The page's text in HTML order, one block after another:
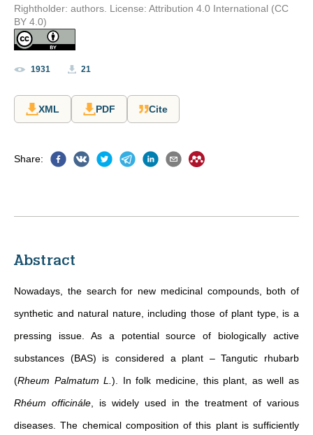
Rightholder: authors. License: Attribution 4.0 International (CC
BY 4.0)
1931 21
XML PDF Cite
Share:
Abstract
Nowadays, the search for new medicinal compounds, both of
synthetic and natural nature, including those of plant type, is a
pressing issue. As a potential source of biologically active
substances (BAS) is considered a plant – Tangutic rhubarb
(Rheum Palmatum L.). In folk medicine, this plant, as well as
Rhéum officinále , is widely used in the treatment of various
diseases. The chemical composition of this plant is sufficiently